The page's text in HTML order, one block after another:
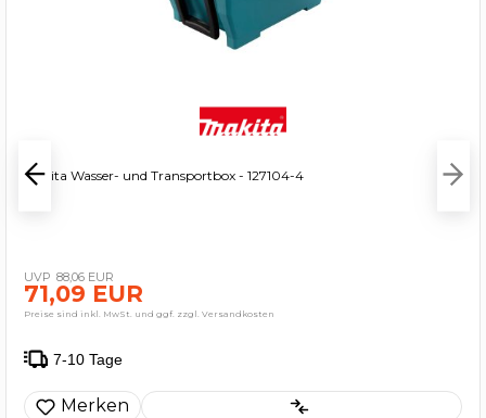
Makita Wasser- und Transportbox - 127104-4
88,06 EUR
71,09 EUR
Preise sind inkl. MwSt. und ggf. zzgl. Versandkosten
7-10 Tage
Merken